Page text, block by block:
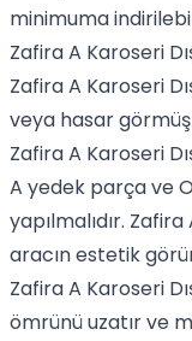
minimuma
Zafira A Karoseri
Zafira A Karoseri
veya hasar
Zafira A Karoseri
A yedek parça ve
yapılmalıdır.
aracın estetik
Zafira A Karoseri
ömrünü uzatır ve